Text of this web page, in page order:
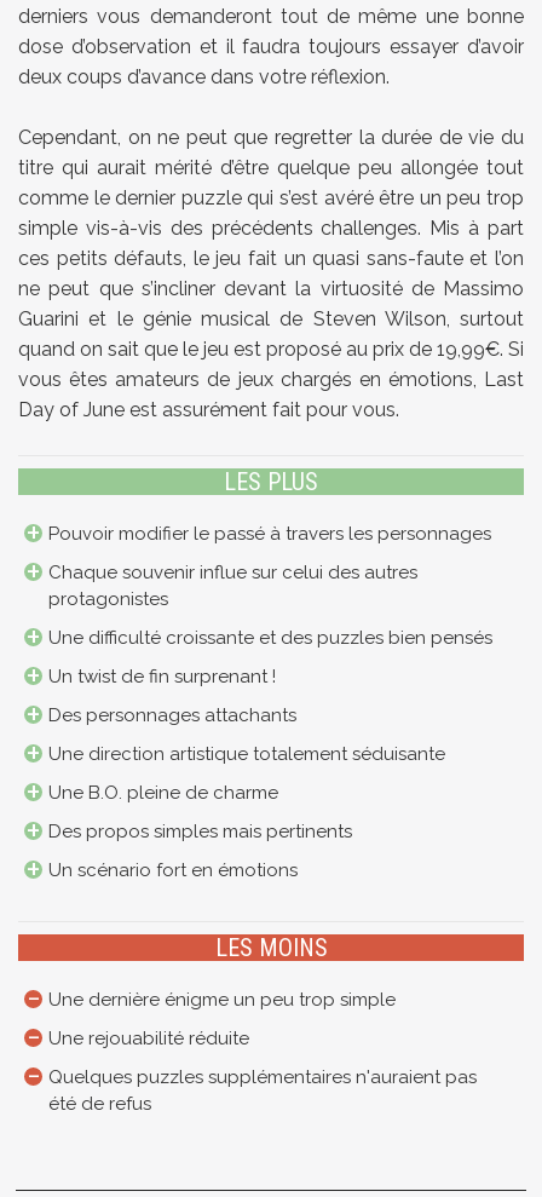
derniers vous demanderont tout de même une bonne
dose d’observation et il faudra toujours essayer d’avoir
deux coups d’avance dans votre réflexion.
Cependant, on ne peut que regretter la durée de vie du
titre qui aurait mérité d’être quelque peu allongée tout
comme le dernier puzzle qui s’est avéré être un peu trop
simple vis-à-vis des précédents challenges. Mis à part
ces petits défauts, le jeu fait un quasi sans-faute et l’on
ne peut que s’incliner devant la virtuosité de Massimo
Guarini et le génie musical de Steven Wilson, surtout
quand on sait que le jeu est proposé au prix de 19,99€. Si
vous êtes amateurs de jeux chargés en émotions, Last
Day of June est assurément fait pour vous.
LES PLUS
Pouvoir modifier le passé à travers les personnages
Chaque souvenir influe sur celui des autres
protagonistes
Une difficulté croissante et des puzzles bien pensés
Un twist de fin surprenant !
Des personnages attachants
Une direction artistique totalement séduisante
Une B.O. pleine de charme
Des propos simples mais pertinents
Un scénario fort en émotions
LES MOINS
Une dernière énigme un peu trop simple
Une rejouabilité réduite
Quelques puzzles supplémentaires n'auraient pas
été de refus